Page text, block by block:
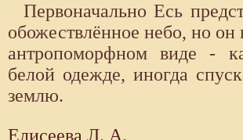
Первоначально Есь
обожествлённое небо, но он
антропоморфном виде -
белой одежде, иногда
землю.
Елисеева Л. А.